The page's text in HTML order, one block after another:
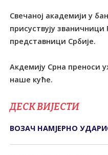
Свечаној академији у
присуствују
представници Србије.
Акдемију Срна преноси
наше куће.
ДЕСК ВИЈЕСТИ
ВОЗАЧ НАМЈЕРНО